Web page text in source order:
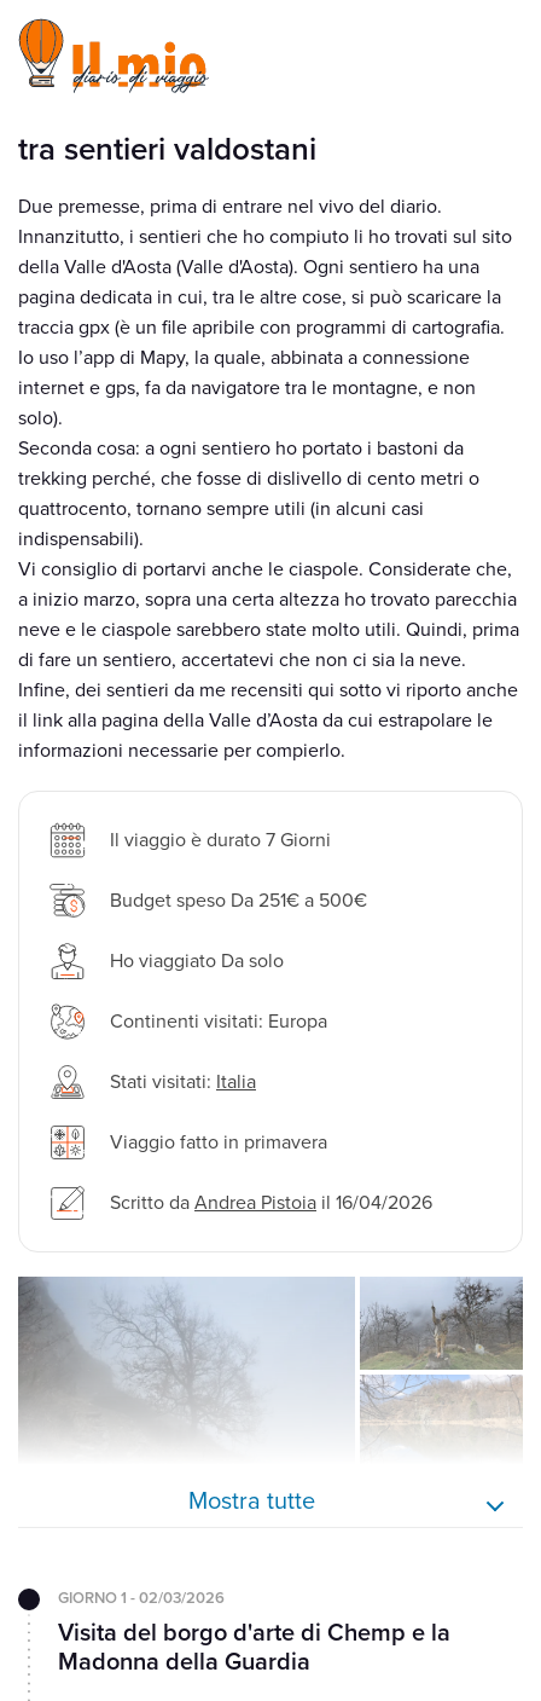
tra sentieri valdostani
Due premesse, prima di entrare nel vivo del diario.
Innanzitutto, i sentieri che ho compiuto li ho trovati sul sito
della Valle d'Aosta (Valle d'Aosta). Ogni sentiero ha una
pagina dedicata in cui, tra le altre cose, si può scaricare la
traccia gpx (è un file apribile con programmi di cartografia.
Io uso l’app di Mapy, la quale, abbinata a connessione
internet e gps, fa da navigatore tra le montagne, e non
solo).
Seconda cosa: a ogni sentiero ho portato i bastoni da
trekking perché, che fosse di dislivello di cento metri o
quattrocento, tornano sempre utili (in alcuni casi
indispensabili).
Vi consiglio di portarvi anche le ciaspole. Considerate che,
a inizio marzo, sopra una certa altezza ho trovato parecchia
neve e le ciaspole sarebbero state molto utili. Quindi, prima
di fare un sentiero, accertatevi che non ci sia la neve.
Infine, dei sentieri da me recensiti qui sotto vi riporto anche
il link alla pagina della Valle d’Aosta da cui estrapolare le
informazioni necessarie per compierlo.
Il viaggio è durato 7 Giorni
Budget speso Da 251€ a 500€
Ho viaggiato Da solo
Continenti visitati: Europa
Stati visitati: Italia
Viaggio fatto in primavera
Scritto da Andrea Pistoia il 16/04/2026
Mostra tutte
GIORNO 1 - 02/03/2026
Visita del borgo d'arte di Chemp e la
Madonna della Guardia